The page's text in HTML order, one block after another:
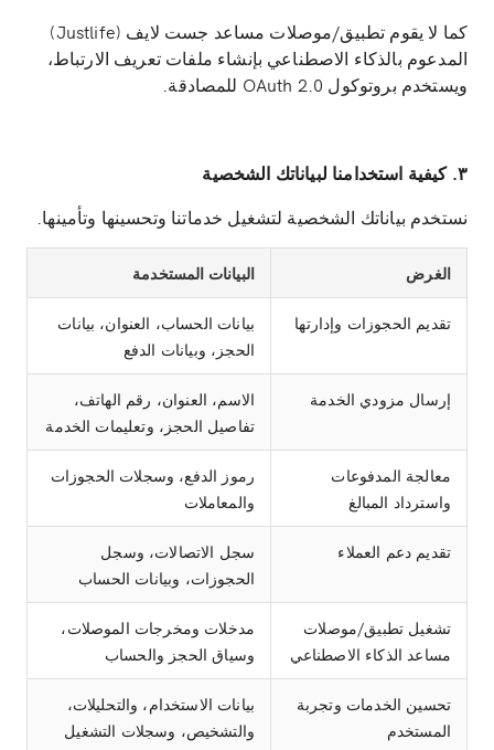
كما لا يقوم تطبيق/موصلات مساعد جست لايف (Justlife)
المدعوم بالذكاء الاصطناعي بإنشاء ملفات تعريف الارتباط،
ويستخدم بروتوكول OAuth 2.0 للمصادقة.
٣. كيفية استخدامنا لبياناتك الشخصية
نستخدم بياناتك الشخصية لتشغيل خدماتنا وتحسينها وتأمينها.
الغرض البيانات المستخدمة
تقديم الحجوزات وإدارتها
بيانات الحساب، العنوان، بيانات
الحجز، وبيانات الدفع
إرسال مزودي الخدمة
الاسم، العنوان، رقم الهاتف،
تفاصيل الحجز، وتعليمات الخدمة
معالجة المدفوعات
واسترداد المبالغ
رموز الدفع، وسجلات الحجوزات
والمعاملات
تقديم دعم العملاء
سجل الاتصالات، وسجل
الحجوزات، وبيانات الحساب
تشغيل تطبيق/موصلات
مساعد الذكاء الاصطناعي
مدخلات ومخرجات الموصلات،
وسياق الحجز والحساب
تحسين الخدمات وتجربة
المستخدم
بيانات الاستخدام، والتحليلات،
والتشخيص، وسجلات التشغيل